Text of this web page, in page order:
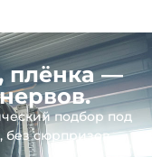
плёнка —
подбор под
без сюрпризов.